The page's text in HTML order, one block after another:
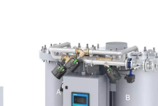
din anläggning med hjälp av en
tillvägagångssätt ger dig full